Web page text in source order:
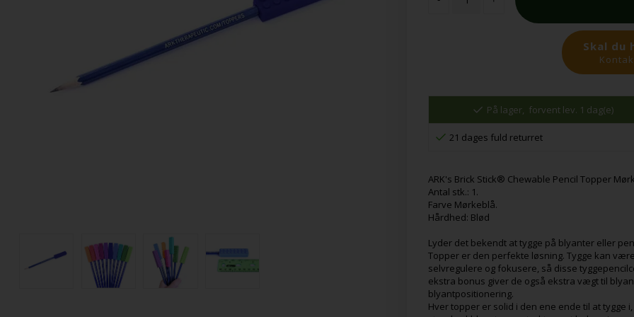
Skal du
På lager, forvent lev. 1 dag(e)
21 dages fuld returret
ARK's Brick Stick® Chewable Pencil Topper
Antal stk.: 1.
Farve Mørkeblå.
Hårdhed: Blød
Lyder det bekendt at tygge på blyanter eller
Topper er den perfekte løsning. Tygge kan
selvregulere og fokusere, så disse
ekstra bonus giver de også ekstra vægt til
blyantpositionering.
Hver topper er solid i den ene ende til at tygge